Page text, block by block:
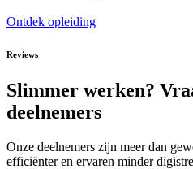
Ontdek opleiding
Reviews
Slimmer werken?
deelnemers
Onze deelnemers zijn meer dan
efficiënter en ervaren minder